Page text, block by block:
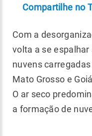
Compartilhe no
Com a
volta a se
nuvens
Mato Grosso e
O ar seco
a formação de